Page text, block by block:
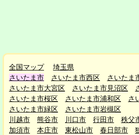
全国マップ
埼玉県
さいたま市
さいたま市西区
さいたま
さいたま市大宮区
さいたま市見沼区
さいたま市桜区
さいたま市浦和区
さ
さいたま市緑区
さいたま市岩槻区
川越市
熊谷市 川口市 行田市 秩父
加須市
本庄市 東松山市 春日部市